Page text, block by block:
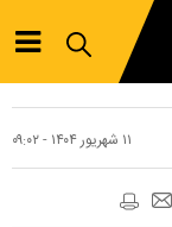
۱۱ شهريور ۱۴۰۴ - ۰۹:۰۲